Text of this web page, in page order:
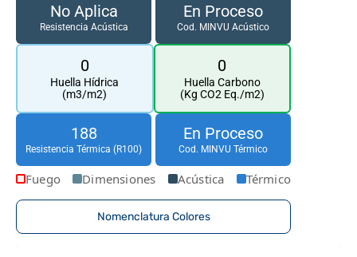
No Aplica
Resistencia Acústica
En Proceso
Cod. MINVU Acústico
0
Huella Hídrica
(m3/m2)
0
Huella Carbono
(Kg CO2 Eq./m2)
188
Resistencia Térmica (R100)
En Proceso
Cod. MINVU Térmico
Fuego Dimensiones Acústica Térmico
Nomenclatura Colores